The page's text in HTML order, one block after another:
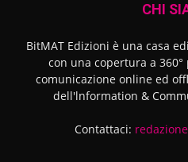
CHI
BitMAT Edizioni è una casa
con una copertura a
comunicazione online ed
dell'lnformation &
Contattaci: